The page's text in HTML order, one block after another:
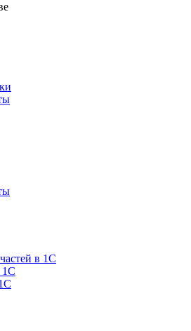
в 1C
1С